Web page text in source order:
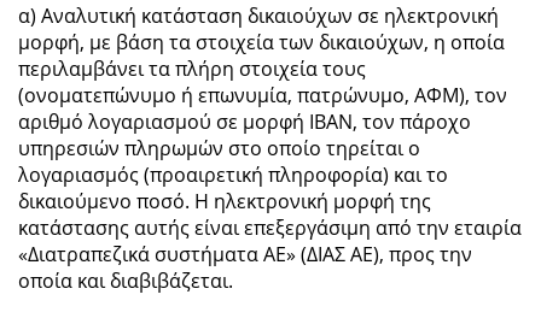
α) Αναλυτική κατάσταση δικαιούχων σε ηλεκτρονική
μορφή, με βάση τα στοιχεία των δικαιούχων, η οποία
περιλαμβάνει τα πλήρη στοιχεία τους
(ονοματεπώνυμο ή επωνυμία, πατρώνυμο, ΑΦΜ), τον
αριθμό λογαριασμού σε μορφή IBAN, τον πάροχο
υπηρεσιών πληρωμών στο οποίο τηρείται ο
λογαριασμός (προαιρετική πληροφορία) και το
δικαιούμενο ποσό. Η ηλεκτρονική μορφή της
κατάστασης αυτής είναι επεξεργάσιμη από την εταιρία
«Διατραπεζικά συστήματα ΑΕ» (ΔΙΑΣ ΑΕ), προς την
οποία και διαβιβάζεται.